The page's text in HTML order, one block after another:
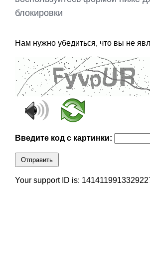
блокировки
Нам нужно убедиться, что вы не
Введите код с картинки:
Отправить
Your support ID is: